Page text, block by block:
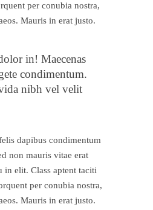
per conubia nostra,
Mauris in erat justo.
in! Maecenas
condimentum.
nibh vel velit
dapibus condimentum
non mauris vitae erat
in elit. Class aptent taciti
per conubia nostra,
Mauris in erat justo.